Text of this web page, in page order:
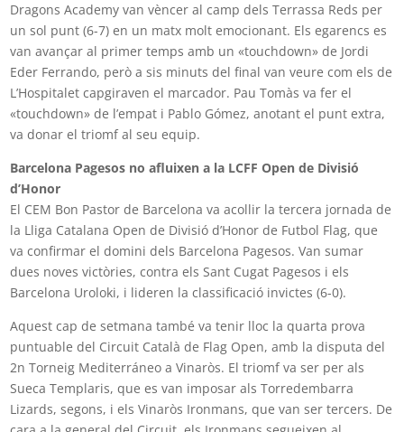
Dragons Academy van vèncer al camp dels Terrassa Reds per
un sol punt (6-7) en un matx molt emocionant. Els egarencs es
van avançar al primer temps amb un «touchdown» de Jordi
Eder Ferrando, però a sis minuts del final van veure com els de
L’Hospitalet capgiraven el marcador. Pau Tomàs va fer el
«touchdown» de l’empat i Pablo Gómez, anotant el punt extra,
va donar el triomf al seu equip.
Barcelona Pagesos no afluixen a la LCFF Open de Divisió
d’Honor
El CEM Bon Pastor de Barcelona va acollir la tercera jornada de
la Lliga Catalana Open de Divisió d’Honor de Futbol Flag, que
va confirmar el domini dels Barcelona Pagesos. Van sumar
dues noves victòries, contra els Sant Cugat Pagesos i els
Barcelona Uroloki, i lideren la classificació invictes (6-0).
Aquest cap de setmana també va tenir lloc la quarta prova
puntuable del Circuit Català de Flag Open, amb la disputa del
2n Torneig Mediterráneo a Vinaròs. El triomf va ser per als
Sueca Templaris, que es van imposar als Torredembarra
Lizards, segons, i els Vinaròs Ironmans, que van ser tercers. De